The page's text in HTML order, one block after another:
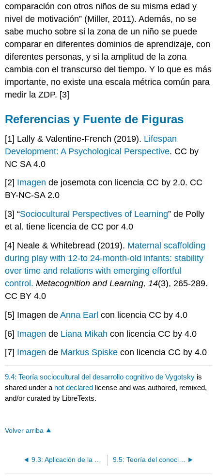
comparación con otros niños de su misma edad y
nivel de motivación” (Miller, 2011). Además, no se
sabe mucho sobre si la zona de un niño se puede
comparar en diferentes dominios de aprendizaje, con
diferentes personas, y si la amplitud de la zona
cambia con el transcurso del tiempo. Y lo que es más
importante, no existe una escala métrica común para
medir la ZDP. [3]
Referencias y Fuente de Figuras
[1] Lally & Valentine-French (2019). Lifespan
Development: A Psychological Perspective. CC by
NC SA 4.0
[2] Imagende josemota con licencia CC by 2.0. CC
BY-NC-SA 2.0
[3] “Sociocultural Perspectives of Learning” de Polly
et al. tiene licencia de CC por 4.0
[4] Neale & Whitebread (2019). Maternal scaffolding
during play with 12-to 24-month-old infants: stability
over time and relations with emerging effortful
control. Metacognition and Learning, 14(3), 265-289.
CC BY 4.0
[5] Imagen deAnna Earlcon licencia CC by 4.0
[6] Imagende Liana Mikahcon licencia CC by 4.0
[7] Imagende Markus Spiskecon licencia CC by 4.0
9.4: Teoría sociocultural del desarrollo cognitivo de Vygotsky is
shared under a not declared license and was authored, remixed,
and/or curated by LibreTexts.
Volver arriba
9.5: Teoría del conocimiento central